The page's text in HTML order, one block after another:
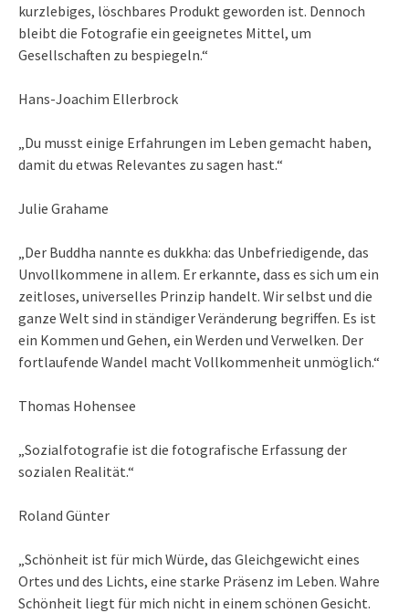
kurzlebiges, löschbares Produkt geworden ist. Dennoch
bleibt die Fotografie ein geeignetes Mittel, um
Gesellschaften zu bespiegeln.“
Hans-Joachim Ellerbrock
„Du musst einige Erfahrungen im Leben gemacht haben,
damit du etwas Relevantes zu sagen hast.“
Julie Grahame
„Der Buddha nannte es dukkha: das Unbefriedigende, das
Unvollkommene in allem. Er erkannte, dass es sich um ein
zeitloses, universelles Prinzip handelt. Wir selbst und die
ganze Welt sind in ständiger Veränderung begriffen. Es ist
ein Kommen und Gehen, ein Werden und Verwelken. Der
fortlaufende Wandel macht Vollkommenheit unmöglich.“
Thomas Hohensee
„Sozialfotografie ist die fotografische Erfassung der
sozialen Realität.“
Roland Günter
„Schönheit ist für mich Würde, das Gleichgewicht eines
Ortes und des Lichts, eine starke Präsenz im Leben. Wahre
Schönheit liegt für mich nicht in einem schönen Gesicht.